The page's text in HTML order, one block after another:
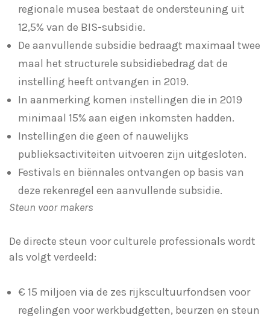
regionale musea bestaat de ondersteuning uit
12,5% van de BIS-subsidie.
De aanvullende subsidie bedraagt maximaal twee
maal het structurele subsidiebedrag dat de
instelling heeft ontvangen in 2019.
In aanmerking komen instellingen die in 2019
minimaal 15% aan eigen inkomsten hadden.
Instellingen die geen of nauwelijks
publieksactiviteiten uitvoeren zijn uitgesloten.
Festivals en biënnales ontvangen op basis van
deze rekenregel een aanvullende subsidie.
Steun voor makers
De directe steun voor culturele professionals wordt
als volgt verdeeld:
€ 15 miljoen via de zes rijkscultuurfondsen voor
regelingen voor werkbudgetten, beurzen en steun